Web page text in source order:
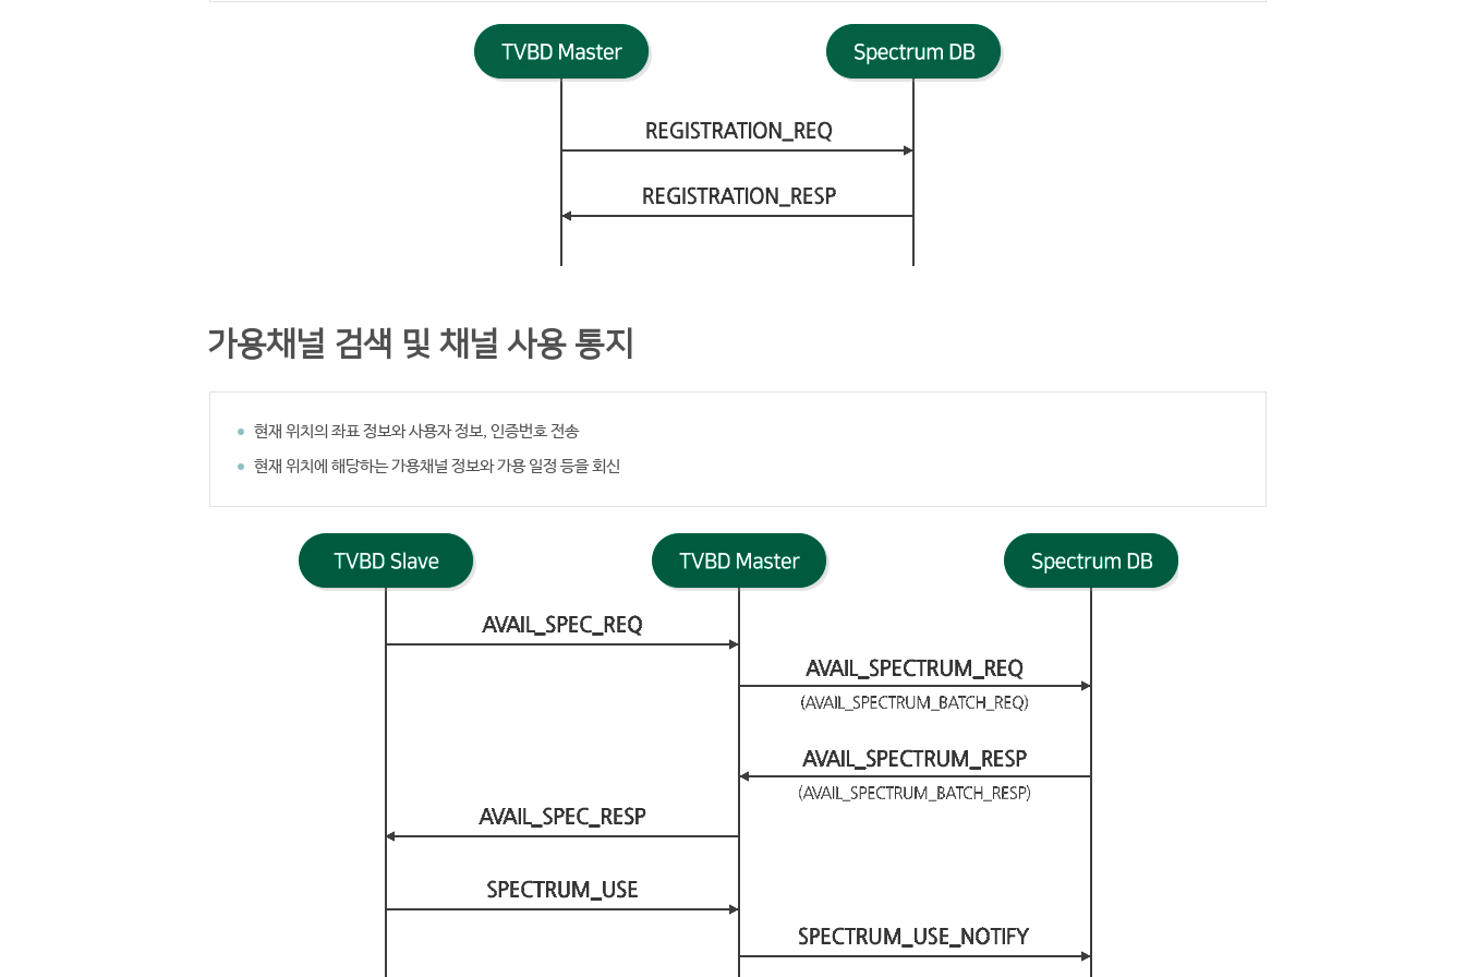
가용채널 검색 및 채널 사용 통지
현재 위치의 좌표 정보와 사용자 정보, 인증번호 전송
현재 위치에 해당하는 가용채널 정보와 가용 일정 등을 회신